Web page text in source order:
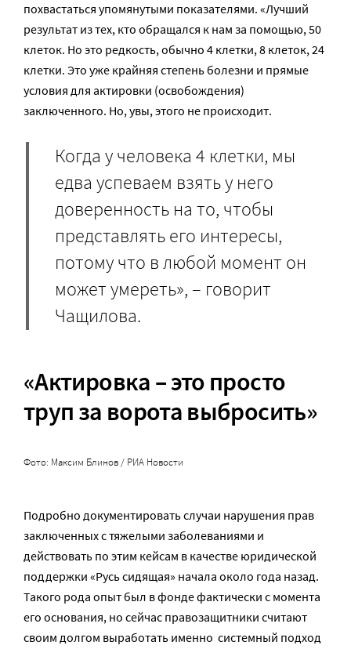
похвастаться упомянутыми показателями. «Лучший
результат из тех, кто обращался к нам за помощью, 50
клеток. Но это редкость, обычно 4 клетки, 8 клеток, 24
клетки. Это уже крайняя степень болезни и прямые
условия для актировки (освобождения)
заключенного. Но, увы, этого не происходит.
Когда у человека 4 клетки, мы
едва успеваем взять у него
доверенность на то, чтобы
представлять его интересы,
потому что в любой момент он
может умереть», – говорит
Чащилова.
«Актировка – это просто
труп за ворота выбросить»
Фото: Максим Блинов / РИА Новости
Подробно документировать случаи нарушения прав
заключенных с тяжелыми заболеваниями и
действовать по этим кейсам в качестве юридической
поддержки «Русь сидящая» начала около года назад.
Такого рода опыт был в фонде фактически с момента
его основания, но сейчас правозащитники считают
своим долгом выработать именно системный подход